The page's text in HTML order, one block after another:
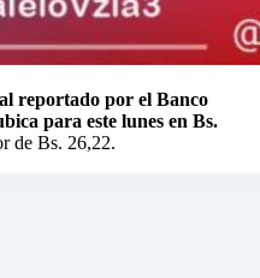
reportado por el Banco
para este lunes en Bs.
de Bs. 26,22.